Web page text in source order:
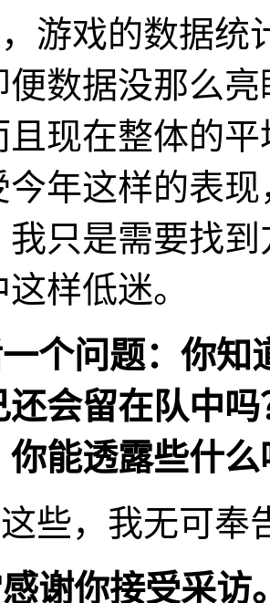
游戏的数据统
便数据没那么
且现在整体的
今年这样的表
我只是需要找
样低迷。
个问题：你
还会留在队中
你能透露些什么
些，我无可奉
谢你接受采访